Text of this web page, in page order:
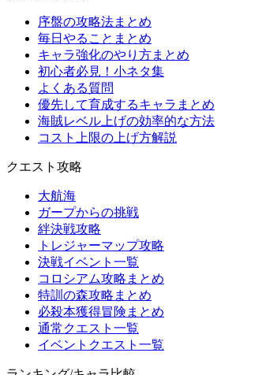
序盤の攻略法まとめ
毎日やることまとめ
キャラ強化のやり方まとめ
初心者必見！小ネタ集
よくある質問
優先して育成するキャラまとめ
海賊レベル上げの効率的な方法
コスト上限の上げ方解説
クエスト攻略
大航海
ガープからの挑戦
絆決戦攻略
トレジャーマップ攻略
決戦イベント一覧
コロシアム攻略まとめ
特訓の森攻略まとめ
必殺本獲得冒険まとめ
通常クエスト一覧
イベントクエスト一覧